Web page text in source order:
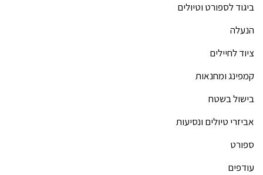
ביגוד לספורט וטיולים
הנעלה
ציוד לחיילים
קמפינג ומחנאות
בישול בשטח
אביזרי טיולים ונסיעות
ספורט
עודפים